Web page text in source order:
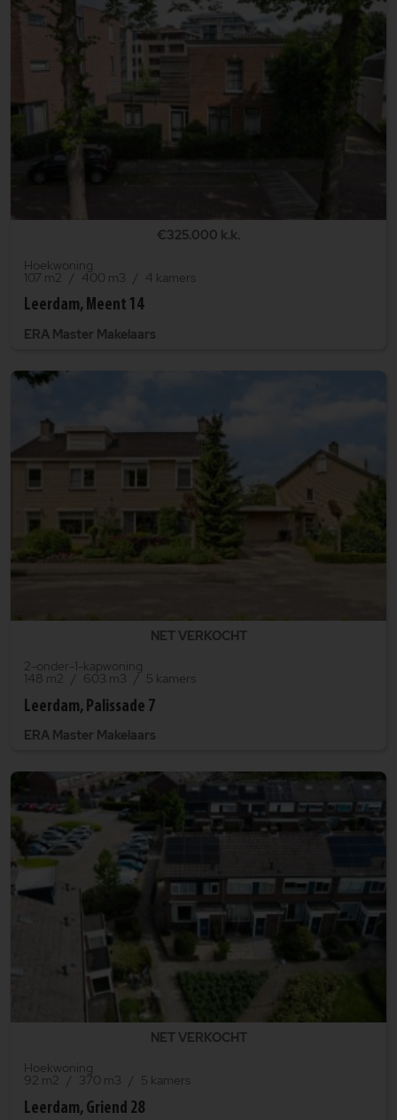
€325.000 k.k.
Hoekwoning
107 m2 400 m3
4 kamers
Leerdam, Meent 14
ERA Master Makelaars
NET VERKOCHT
2-onder-1-kapwoning
148 m2 603 m3
5 kamers
Leerdam, Palissade 7
ERA Master Makelaars
NET VERKOCHT
Hoekwoning
92 m2 370 m3
5 kamers
Leerdam, Griend 28